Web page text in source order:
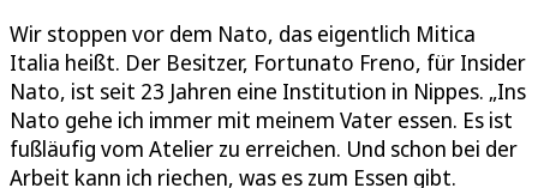
Wir stoppen vor dem Nato, das eigentlich Mitica
Italia heißt. Der Besitzer, Fortunato Freno, für Insider
Nato, ist seit 23 Jahren eine Institution in Nippes. „Ins
Nato gehe ich immer mit meinem Vater essen. Es ist
fußläufig vom Atelier zu erreichen. Und schon bei der
Arbeit kann ich riechen, was es zum Essen gibt.